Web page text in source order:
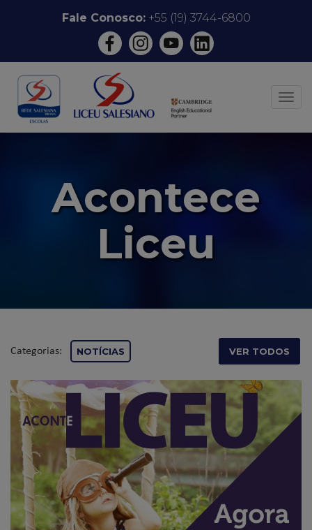
conteúdo
Fale Conosco:+55 (19) 3744-6800
Acontece
Liceu
Categorias: NOTÍCIAS VER TODOS